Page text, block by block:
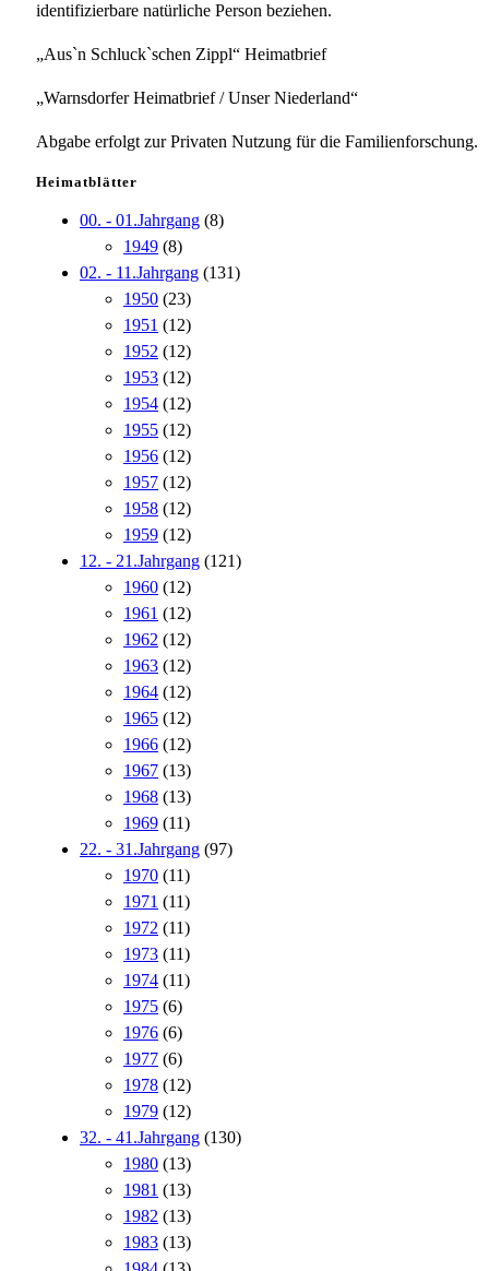
identifizierbare natürliche Person beziehen.
„Aus`n Schluck`schen Zippl“ Heimatbrief
„Warnsdorfer Heimatbrief / Unser Niederland“
Abgabe erfolgt zur Privaten Nutzung für die Familienforschung.
Heimatblätter
00. - 01.Jahrgang (8)
1949 (8)
02. - 11.Jahrgang (131)
1950 (23)
1951 (12)
1952 (12)
1953 (12)
1954 (12)
1955 (12)
1956 (12)
1957 (12)
1958 (12)
1959 (12)
12. - 21.Jahrgang (121)
1960 (12)
1961 (12)
1962 (12)
1963 (12)
1964 (12)
1965 (12)
1966 (12)
1967 (13)
1968 (13)
1969 (11)
22. - 31.Jahrgang (97)
1970 (11)
1971 (11)
1972 (11)
1973 (11)
1974 (11)
1975 (6)
1976 (6)
1977 (6)
1978 (12)
1979 (12)
32. - 41.Jahrgang (130)
1980 (13)
1981 (13)
1982 (13)
1983 (13)